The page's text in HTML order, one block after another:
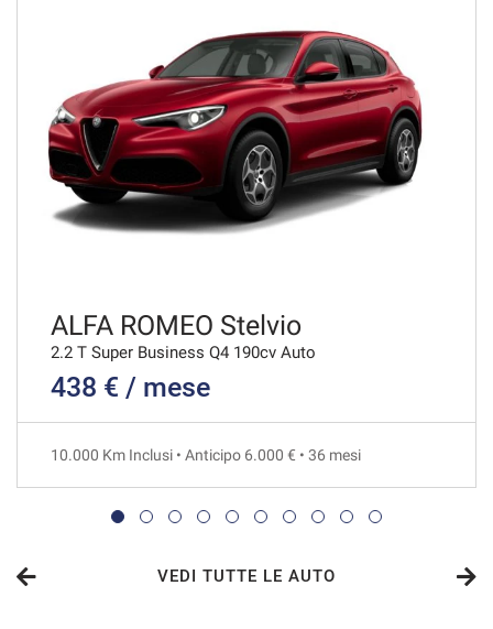
652€/mese
48 Mesi
VEDI
654€/mese
VEDI
676€/mese
36 Mesi
ALFA ROMEO Stelvio
2.2 T Super Business Q4 190cv Auto
438 € / mese
10.000 Km Inclusi • Anticipo 6.000 € • 36 mesi
VEDI TUTTE LE AUTO